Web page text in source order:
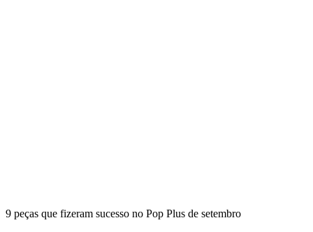
9 peças que fizeram sucesso no Pop Plus de setembro